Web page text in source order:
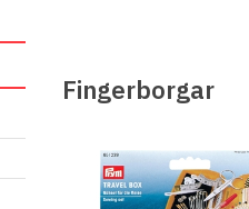
Fingerborgar